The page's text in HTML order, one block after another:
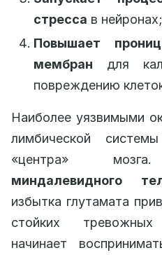
стресса в нейронах;
Повышает
мембран для
повреждению
Наиболее уязвимыми
лимбической
«центра»
миндалевидного
избытка глутамата
стойких
начинает